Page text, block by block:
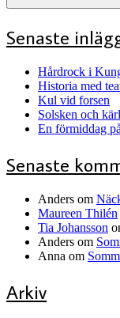
Senaste
Hårdrock i
Historia med
Kul vid forsen
Solsken och
En förmiddag
Senaste
Anders om
Maureen Thilén
Tia Johansson
Anders om
Anna om
Arkiv